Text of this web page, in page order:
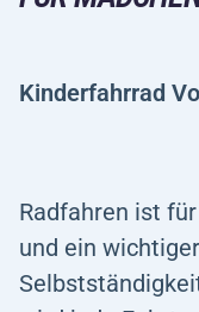
Kinderfahrrad
Radfahren ist
und ein